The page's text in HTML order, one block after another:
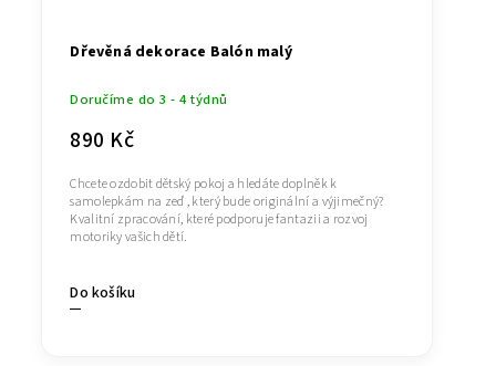
Dřevěná dekorace Balón malý
Doručíme do 3 - 4 týdnů
890 Kč
Do košíku
Chcete ozdobit dětský pokoj a hledáte doplněk k
samolepkám na zeď , který bude originální a výjimečný?
Kvalitní zpracování, které podporuje fantazii a rozvoj
motoriky vašich dětí.